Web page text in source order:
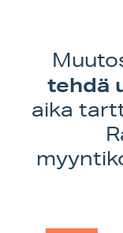
tehdä
aika